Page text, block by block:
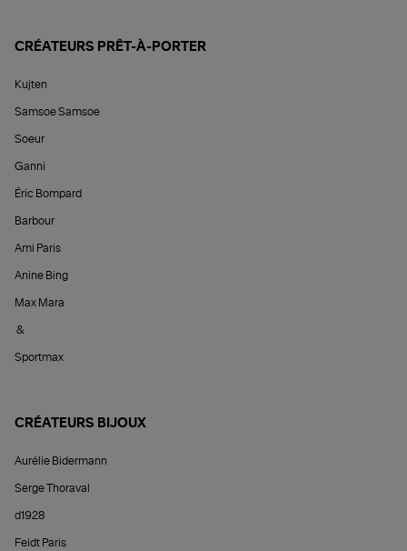
CRÉATEURS PRÊT-À-PORTER
Kujten
Samsoe Samsoe
Soeur
Ganni
Éric Bompard
Barbour
Ami Paris
Anine Bing
Max Mara
&
Sportmax
CRÉATEURS BIJOUX
Aurélie Bidermann
Serge Thoraval
d1928
Feidt Paris